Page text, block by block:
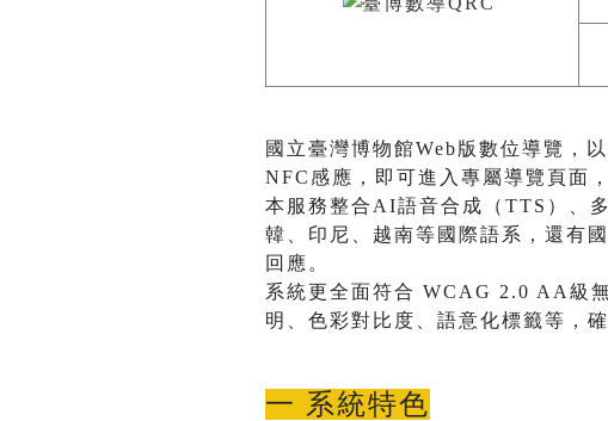
國立臺灣博物館Web版數位導覽，
NFC感應，即可進入專屬導覽頁面
本服務整合AI語音合成（TTS）、
韓、印尼、越南等國際語系，還有
回應。
系統更全面符合 WCAG 2.0 AA級
明、色彩對比度、語意化標籤等，
一 系統特色